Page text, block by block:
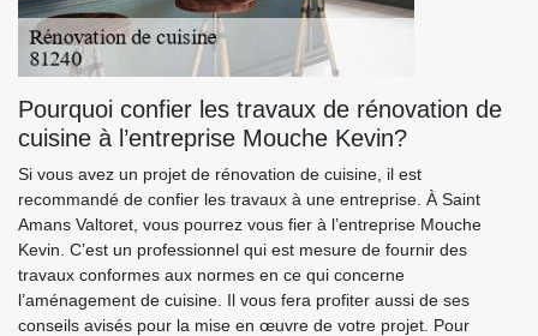
Pourquoi confier les travaux de rénovation de
cuisine à l’entreprise Mouche Kevin?
Si vous avez un projet de rénovation de cuisine, il est
recommandé de confier les travaux à une entreprise. À Saint
Amans Valtoret, vous pourrez vous fier à l’entreprise Mouche
Kevin. C’est un professionnel qui est mesure de fournir des
travaux conformes aux normes en ce qui concerne
l’aménagement de cuisine. Il vous fera profiter aussi de ses
conseils avisés pour la mise en œuvre de votre projet. Pour